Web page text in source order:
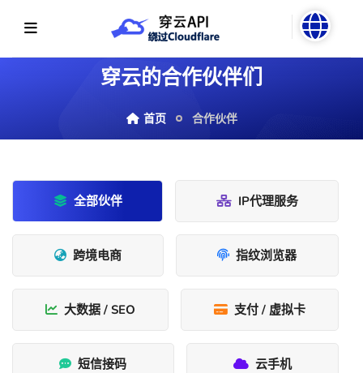
穿云的合作伙伴们
首页 合作伙伴
全部伙伴 IP代理服务
跨境电商 指纹浏览器
大数据 / SEO 支付 / 虚拟卡
短信接码 云手机